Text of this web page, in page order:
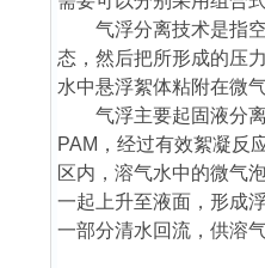
气浮分离技术是指
态，然后把所形成的压
水中悬浮絮体粘附在微
气浮主要起固液分
PAM ， 经过有效絮凝反
区内，溶气水中的微气
一起上升至液面 ， 形成
一部分清水回流 ， 供溶